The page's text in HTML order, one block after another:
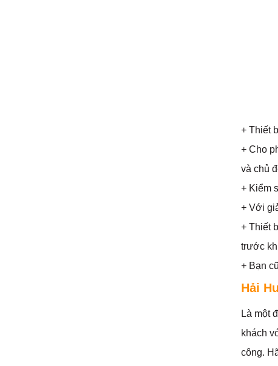
+ Thiết
+ Cho
và chủ
+ Kiểm
+ Với
+ Thiết
trước
+ Bạn
Hải
Là một
khách
công.